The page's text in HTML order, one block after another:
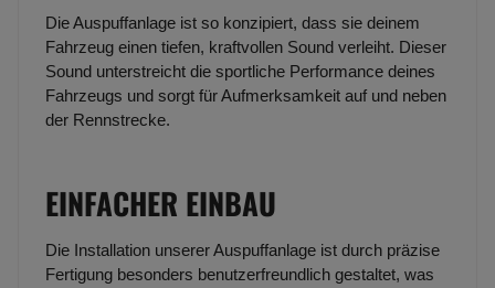
Die Auspuffanlage ist so konzipiert, dass sie deinem
Fahrzeug einen tiefen, kraftvollen Sound verleiht. Dieser
Sound unterstreicht die sportliche Performance deines
Fahrzeugs und sorgt für Aufmerksamkeit auf und neben
der Rennstrecke.
EINFACHER EINBAU
Die Installation unserer Auspuffanlage ist durch präzise
Fertigung besonders benutzerfreundlich gestaltet, was